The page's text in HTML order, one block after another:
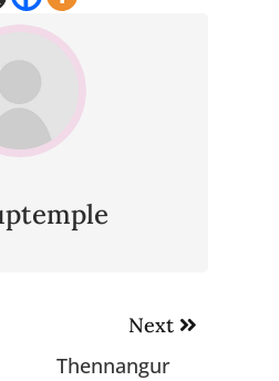
Next
Thennangur